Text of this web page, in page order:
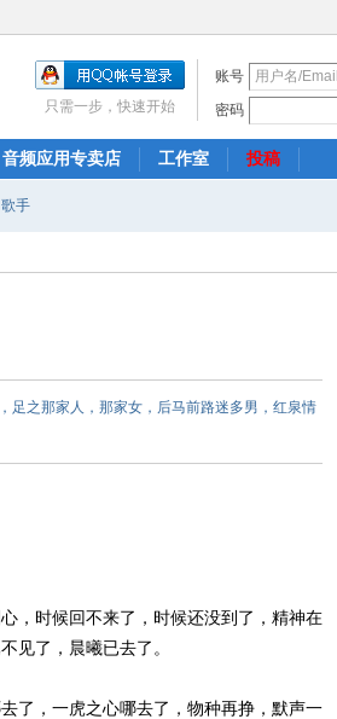
账号
密码
只需一步，快速开始
音频应用专卖店 工作室 投稿
歌手
足之那家人，那家女，后马前路迷多男，红泉情
，时候回不来了，时候还没到了，精神在
见了，晨曦已去了。
了，一虎之心哪去了，物种再挣，默声一